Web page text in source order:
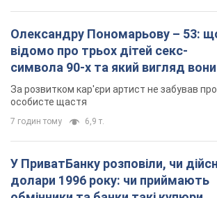
8 годин тому 60,0 т.